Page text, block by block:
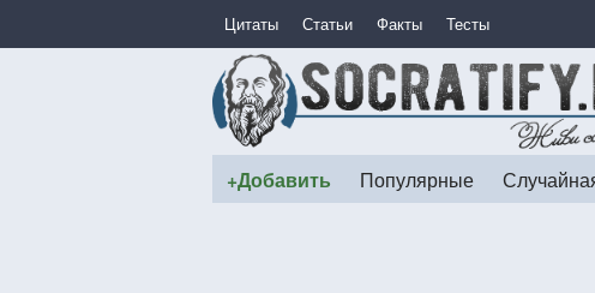
Цитаты Статьи Факты Тесты
+Добавить Популярные